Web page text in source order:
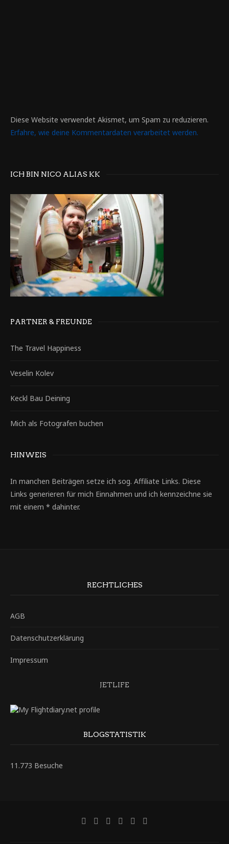
Diese Website verwendet Akismet, um Spam zu reduzieren.
Erfahre, wie deine Kommentardaten verarbeitet werden.
ICH BIN NICO ALIAS KK
PARTNER & FREUNDE
The Travel Happiness
Veselin Kolev
Keckl Bau Deining
Mich als Fotografen buchen
HINWEIS
In manchen Beiträgen setze ich sog. Affiliate Links. Diese
Links generieren für mich Einnahmen und ich kennzeichne sie
mit einem * dahinter.
RECHTLICHES
AGB
Datenschutzerklärung
Impressum
JETLIFE
BLOGSTATISTIK
11.773 Besuche